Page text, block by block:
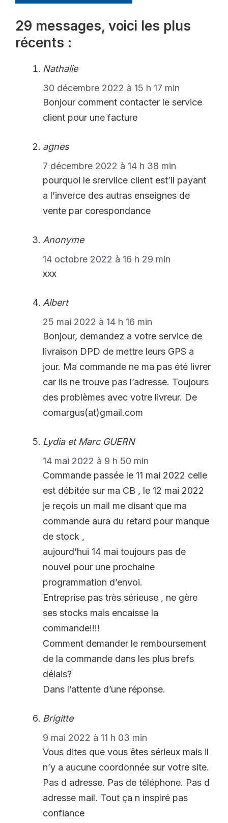
29 messages, voici les plus
récents :
Nathalie
30 décembre 2022 à 15 h 17 min
Bonjour comment contacter le service
client pour une facture
agnes
7 décembre 2022 à 14 h 38 min
pourquoi le srerviice client est’il payant
a l’inverce des autras enseignes de
vente par corespondance
Anonyme
14 octobre 2022 à 16 h 29 min
xxx
Albert
25 mai 2022 à 14 h 16 min
Bonjour, demandez a votre service de
livraison DPD de mettre leurs GPS a
jour. Ma commande ne ma pas été livrer
car ils ne trouve pas l’adresse. Toujours
des problèmes avec votre livreur. De
comargus(at)gmail.com
Lydia et Marc GUERN
14 mai 2022 à 9 h 50 min
Commande passée le 11 mai 2022 celle
est débitée sur ma CB , le 12 mai 2022
je reçois un mail me disant que ma
commande aura du retard pour manque
de stock ,
aujourd’hui 14 mai toujours pas de
nouvel pour une prochaine
programmation d’envoi.
Entreprise pas très sérieuse , ne gère
ses stocks mais encaisse la
commande!!!!
Comment demander le remboursement
de la commande dans les plus brefs
délais?
Dans l’attente d’une réponse.
Brigitte
9 mai 2022 à 11 h 03 min
Vous dites que vous êtes sérieux mais il
n’y a aucune coordonnée sur votre site.
Pas d adresse. Pas de téléphone. Pas d
adresse mail. Tout ça n inspiré pas
confiance